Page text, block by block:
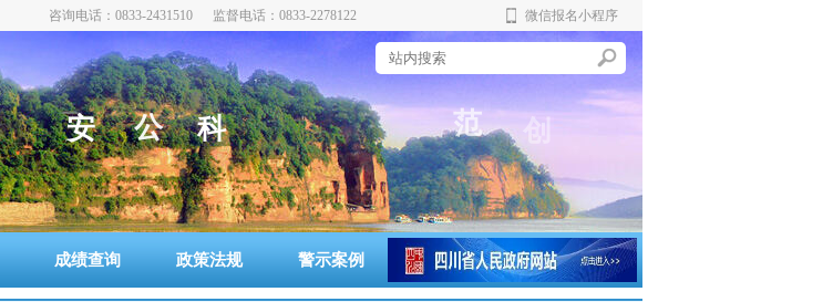
咨询电话：0833-2431510 监督电话：0833-2278122 微信报名小程序
安全 公 科 严 范务 创
成绩查询 政策法规 警示案例